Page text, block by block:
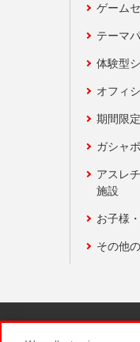
ゲーム
テーマ
体験型
オフィ
期間限
ガシャ
アスレ
施設
お子様
その他